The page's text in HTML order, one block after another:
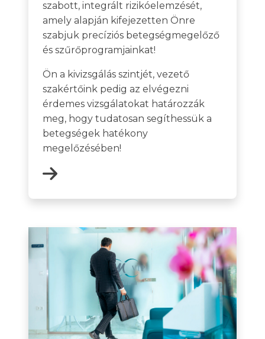
szabott, integrált rizikóelemzését,
amely alapján kifejezetten Önre
szabjuk precíziós betegségmegelőző
és szűrőprogramjainkat!
Ön a kivizsgálás szintjét, vezető
szakértőink pedig az elvégezni
érdemes vizsgálatokat határozzák
meg, hogy tudatosan segíthessük a
betegségek hatékony
megelőzésében!